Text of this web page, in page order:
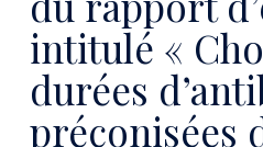
intitulé «
durées
préconisées